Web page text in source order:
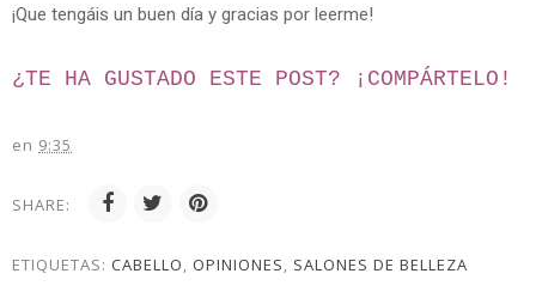
¡Que tengáis un buen día y gracias por leerme!
¿TE HA GUSTADO ESTE POST? ¡ COMPÁRTELO!
en 9:35
SHARE:
ETIQUETAS: CABELLO, OPINIONES, SALONES DE BELLEZA